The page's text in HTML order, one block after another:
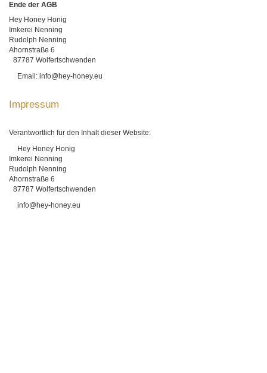
Ende der AGB
Hey Honey Honig
Imkerei Nenning
Rudolph Nenning
Ahornstraße 6
87787 Wolfertschwenden
Email: info@hey-honey.eu
Impressum
Verantwortlich für den Inhalt dieser Website:
Hey Honey Honig
Imkerei Nenning
Rudolph Nenning
Ahornstraße 6
87787 Wolfertschwenden
info@hey-honey.eu